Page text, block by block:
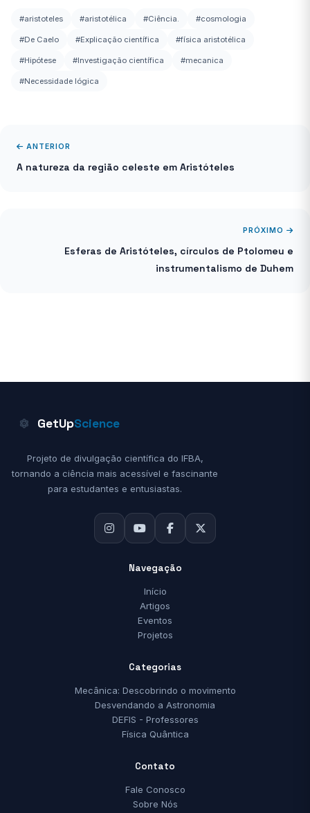
#aristoteles #aristotélica #Ciência. #cosmologia
#De Caelo #Explicação científica #física aristotélica
#Hipótese #Investigação científica #mecanica
#Necessidade lógica
ANTERIOR
A natureza da região celeste em Aristóteles
PRÓXIMO
Esferas de Aristóteles, círculos de Ptolomeu e
instrumentalismo de Duhem
GetUpScience
Projeto de divulgação científica do IFBA,
tornando a ciência mais acessível e fascinante
para estudantes e entusiastas.
Navegação
Início
Artigos
Eventos
Projetos
Categorias
Mecânica: Descobrindo o movimento
Desvendando a Astronomia
DEFIS - Professores
Física Quântica
Contato
Fale Conosco
Sobre Nós